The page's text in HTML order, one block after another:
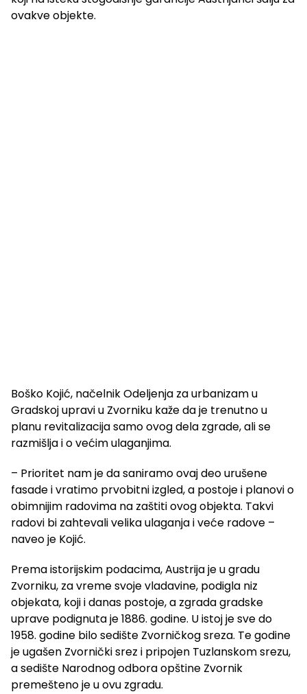
ovakve objekte.
Boško Kojić, načelnik Odeljenja za urbanizam u
Gradskoj upravi u Zvorniku kaže da je trenutno u
planu revitalizacija samo ovog dela zgrade, ali se
razmišlja i o većim ulaganjima.
– Prioritet nam je da saniramo ovaj deo urušene
fasade i vratimo prvobitni izgled, a postoje i planovi o
obimnijim radovima na zaštiti ovog objekta. Takvi
radovi bi zahtevali velika ulaganja i veće radove –
naveo je Kojić.
Prema istorijskim podacima, Austrija je u gradu
Zvorniku, za vreme svoje vladavine, podigla niz
objekata, koji i danas postoje, a zgrada gradske
uprave podignuta je 1886. godine. U istoj je sve do
1958. godine bilo sedište Zvorničkog sreza. Te godine
je ugašen Zvornički srez i pripojen Tuzlanskom srezu,
a sedište Narodnog odbora opštine Zvornik
premešteno je u ovu zgradu.